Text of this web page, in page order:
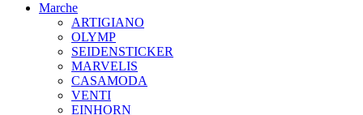
Marche
ARTIGIANO
OLYMP
SEIDENSTICKER
MARVELIS
CASAMODA
VENTI
EINHORN